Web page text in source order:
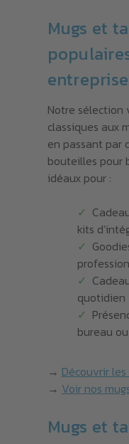
Mugs et
entreprise
Notre sélection
classiques aux
en passant par
bouteilles pour
idéaux pour :
kits
quotidien
bureau
→ Découvrir
→ Voir nos
Mugs et